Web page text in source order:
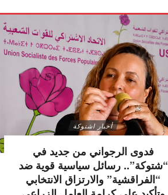
أخبار اشتوكة
فدوى الرجواني من جديد في
“شتوكة”.. رسائل سياسية قوية ضد
“الفراقشية” والارتزاق الانتخابي